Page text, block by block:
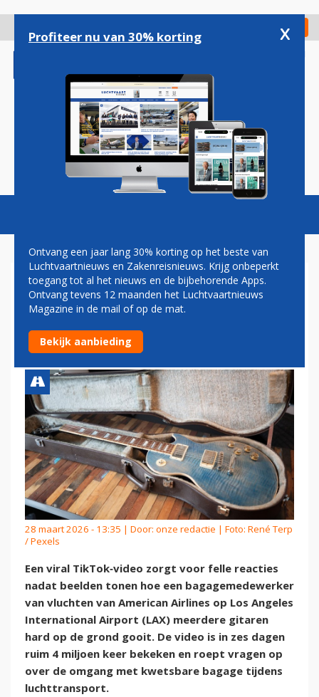
gaan
Check in
Magazine Podcasts Vacatures
LAX‑BAGAGEMEDEWERKER
HEEFT WEINIG COMPASSIE
VOOR DURE GITAREN
28 maart 2026 - 13:35 | Door: onze redactie | Foto: René Terp
/ Pexels
Een viral TikTok‑video zorgt voor felle reacties
nadat beelden tonen hoe een bagagemedewerker
van vluchten van American Airlines op Los Angeles
International Airport (LAX) meerdere gitaren
hard op de grond gooit. De video is in zes dagen
ruim 4 miljoen keer bekeken en roept vragen op
over de omgang met kwetsbare bagage tijdens
luchttransport.
Profiteer nu van 30% korting x
Ontvang een jaar lang 30% korting op het beste van
Luchtvaartnieuws en Zakenreisnieuws. Krijg onbeperkt
toegang tot al het nieuws en de bijbehorende Apps.
Ontvang tevens 12 maanden het Luchtvaartnieuws
Magazine in de mail of op de mat.
Bekijk aanbieding